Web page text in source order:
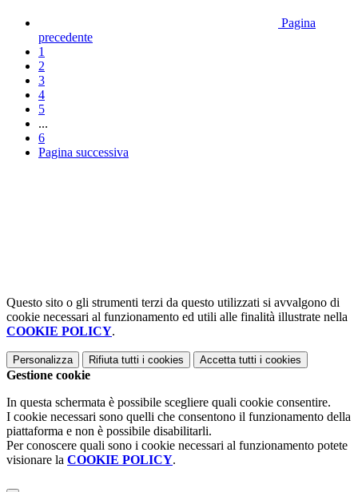
Pagina
precedente
1
2
3
4
5
...
6
Pagina successiva
Questo sito o gli strumenti terzi da questo utilizzati si avvalgono di
cookie necessari al funzionamento ed utili alle finalità illustrate nella
COOKIE POLICY.
Personalizza Rifiuta tutti i cookies Accetta tutti i cookies
Gestione cookie
In questa schermata è possibile scegliere quali cookie consentire.
I cookie necessari sono quelli che consentono il funzionamento della
piattaforma e non è possibile disabilitarli.
Per conoscere quali sono i cookie necessari al funzionamento potete
visionare la COOKIE POLICY.